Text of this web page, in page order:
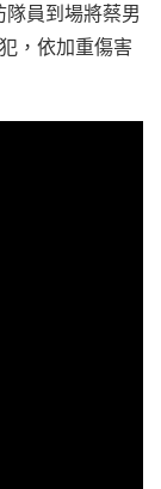
員到場將蔡男
，依加重傷害